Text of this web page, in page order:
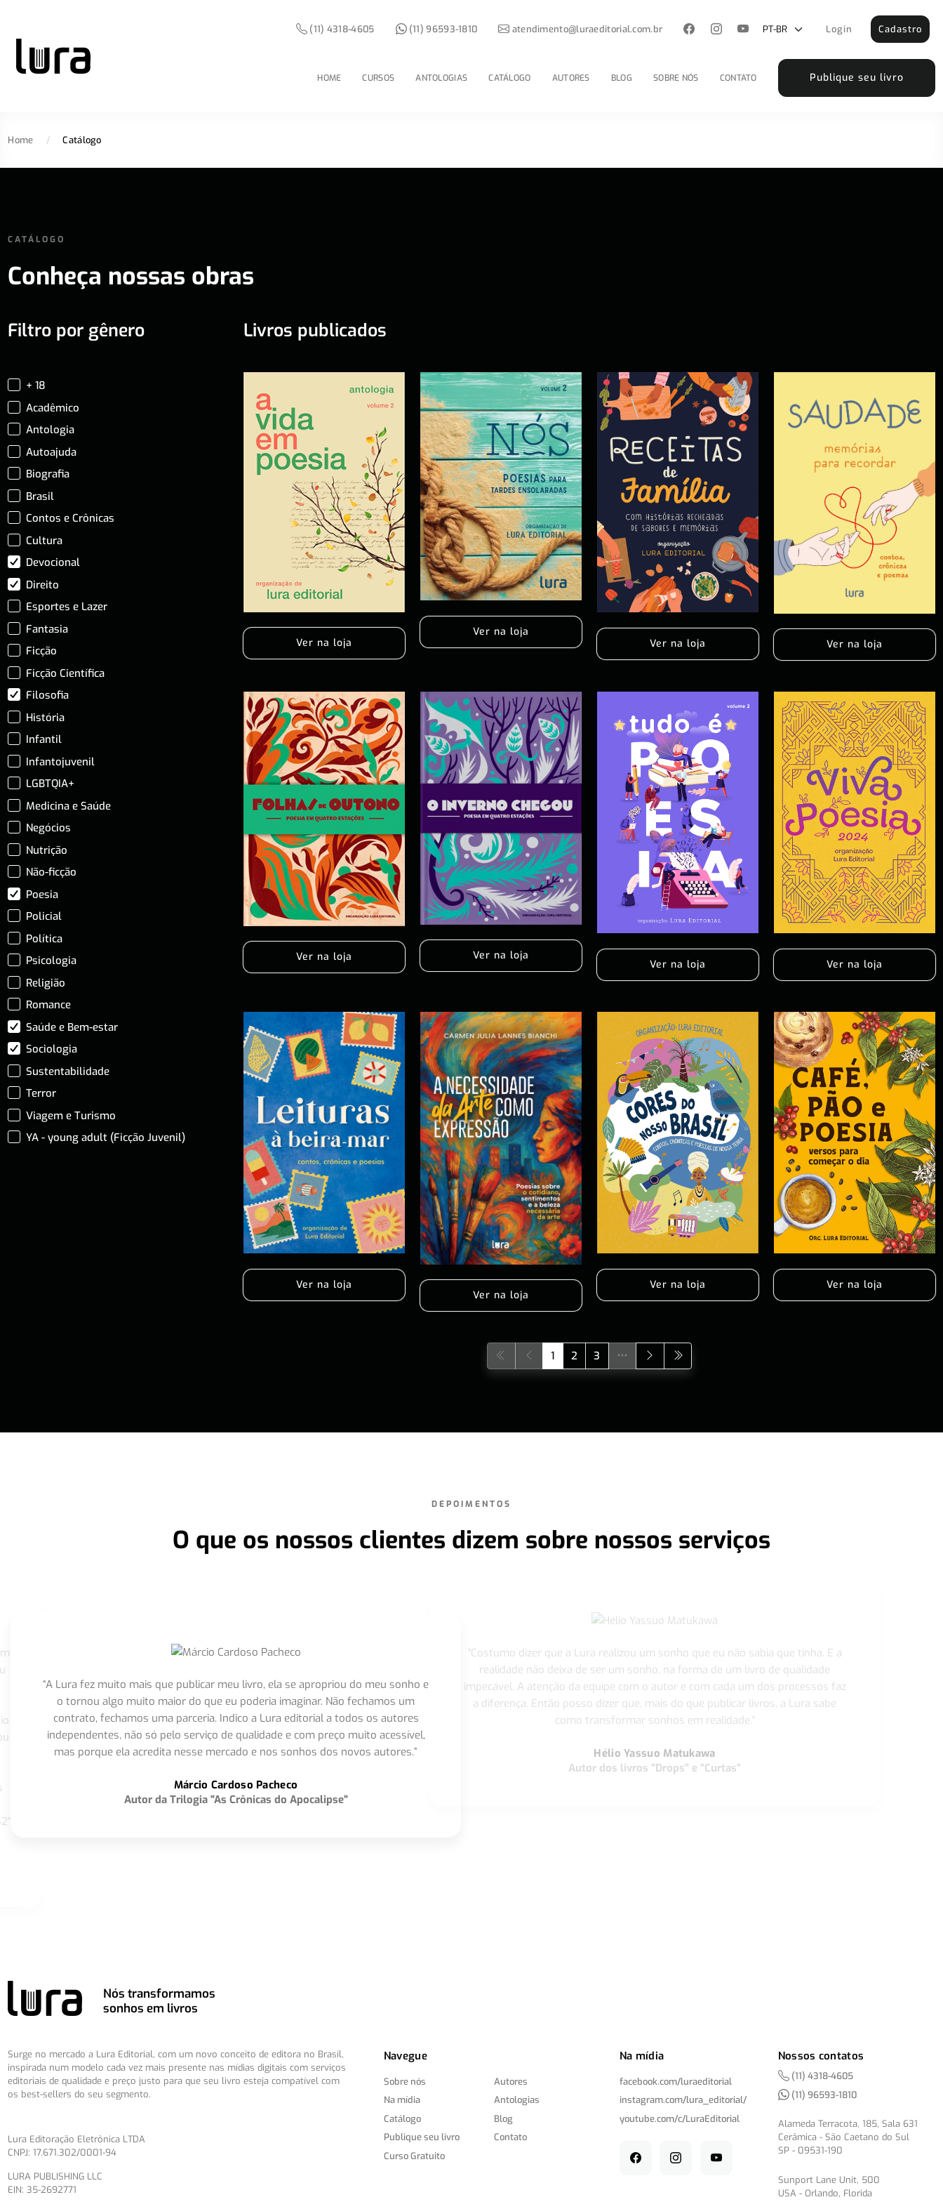
HOME CURSOS ANTOLOGIAS CATÁLOGO AUTORES BLOG SOBRE NÓS CONTATO Publique seu livro
(11) 4318-4605 (11) 96593-1810 atendimento@luraeditorial.com.br Login Cadastro
Home / Catálogo
CATÁLOGO
Conheça nossas obras
Filtro por gênero
+ 18
Acadêmico
Antologia
Autoajuda
Biografia
Brasil
Contos e Crônicas
Cultura
Devocional
Direito
Esportes e Lazer
Fantasia
Ficção
Ficção Científica
Filosofia
História
Infantil
Infantojuvenil
LGBTQIA+
Medicina e Saúde
Negócios
Nutrição
Não-ficção
Poesia
Policial
Política
Psicologia
Religião
Romance
Saúde e Bem-estar
Sociologia
Sustentabilidade
Terror
Viagem e Turismo
YA - young adult (Ficção Juvenil)
Livros publicados
Ver na loja
Ver na loja
Ver na loja
Ver na loja
Ver na loja Ver na loja
Ver na loja Ver na loja
Ver na loja
Ver na loja
Ver na loja Ver na loja
1 2 3
DEPOIMENTOS
O que os nossos clientes dizem sobre nossos serviços
“A Lura fez muito mais que publicar meu livro, ela se apropriou do meu sonho e
o tornou algo muito maior do que eu poderia imaginar. Não fechamos um
contrato, fechamos uma parceria. Indico a Lura editorial a todos os autores
independentes, não só pelo serviço de qualidade e com preço muito acessível,
mas porque ela acredita nesse mercado e nos sonhos dos novos autores.”
Márcio Cardoso Pacheco
Autor da Trilogia "As Crônicas do Apocalipse"
"Costumo dizer que a Lura realizou um sonho que eu não sabia que tinha. E a
realidade não deixa de ser um sonho, na forma de um livro de qualidade
impecável. A atenção da equipe com o autor e com cada um dos processos faz
a diferença. Então posso dizer que, mais do que publicar livros, a Lura sabe
como transformar sonhos em realidade."
Hélio Yassuo Matukawa
Autor dos livros "Drops" e “Curtas”
Nós transformamos
sonhos em livros
Surge no mercado a Lura Editorial, com um novo conceito de editora no Brasil,
inspirada num modelo cada vez mais presente nas mídias digitais com serviços
editoriais de qualidade e preço justo para que seu livro esteja compatível com
os best-sellers do seu segmento.
Lura Editoração Eletrônica LTDA
CNPJ: 17.671.302/0001-94
LURA PUBLISHING LLC
EIN: 35-2692771
Navegue
Sobre nós
Na mídia
Catálogo
Publique seu livro
Curso Gratuito
Autores
Antologias
Blog
Contato
Na mídia
facebook.com/luraeditorial
instagram.com/lura_editorial/
youtube.com/c/LuraEditorial
Nossos contatos
(11) 4318-4605
(11) 96593-1810
Alameda Terracota, 185, Sala 631
Cerâmica - São Caetano do Sul
SP - 09531-190
Sunport Lane Unit, 500
USA - Orlando, Florida